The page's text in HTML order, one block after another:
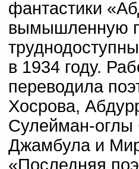
фантастики
вымышленную
в 1934 году.
переводила
Хосрова,
Сулейман-оглы
Джамбула и
«Последняя